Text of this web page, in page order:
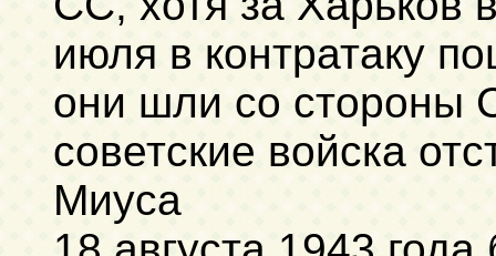
июля в контратаку
они шли со стороны
советские войска
Миуса